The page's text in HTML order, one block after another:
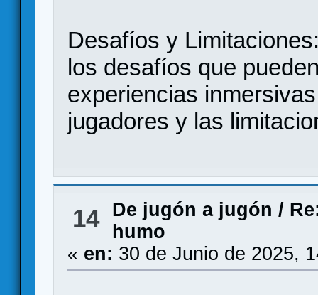
Desafíos y
los desafíos que
experiencias
jugadores y las
14 De jugón a jugón /
humo
« en: 30 de Junio de 2025,